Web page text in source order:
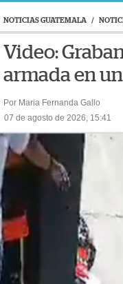
NOTICIAS GUATEMALA /
Video:
armada en
Por Maria Fernanda Gallo
07 de agosto de 2026, 15:41